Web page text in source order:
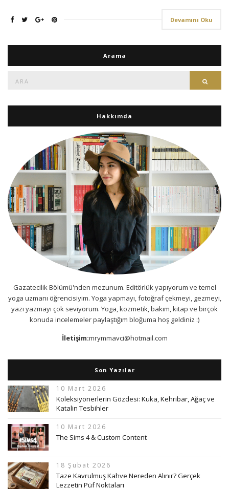
Devamını Oku
Arama
Hakkımda
Gazatecilik Bölümü'nden mezunum. Editörlük yapıyorum ve temel
yoga uzmanı öğrencisiyim. Yoga yapmayı, fotoğraf çekmeyi, gezmeyi,
yazı yazmayı çok seviyorum. Yoga, kozmetik, bakım, kitap ve birçok
konuda incelemeler paylaştığım bloğuma hoş geldiniz :)
İletişim:mrymmavci@hotmail.com
Son Yazılar
10 Mart 2026
Koleksiyonerlerin Gözdesi: Kuka, Kehribar, Ağaç ve
Katalin Tesbihler
10 Mart 2026
The Sims 4 & Custom Content
18 Şubat 2026
Taze Kavrulmuş Kahve Nereden Alınır? Gerçek
Lezzetin Püf Noktaları